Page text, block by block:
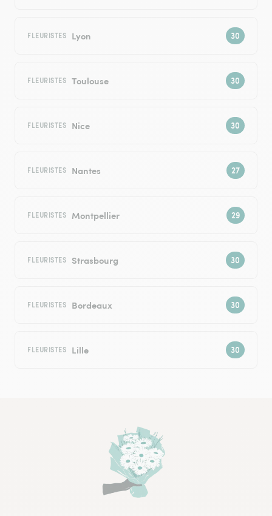
FLEURISTES Lyon
FLEURISTES Toulouse
FLEURISTES Nice
FLEURISTES Nantes
FLEURISTES Montpellier
FLEURISTES Strasbourg
FLEURISTES Bordeaux
FLEURISTES Lille